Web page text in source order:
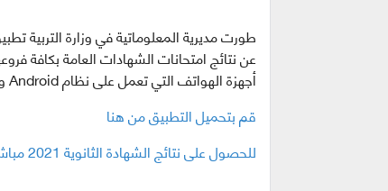
طورت مديرية المعلوماتية في وزارة التربية
عن نتائج امتحانات الشهادات العامة بكافة
أجهزة الهواتف التي تعمل على نظام Android ولاحقاً سيكون هناك نسخة للهواتف التي تعمل بنظام IOS
قم بتحميل التطبيق من هنا
للحصول على نتائج الشهادة الثانوية 2021 مباشرة عند صدورها اضغط هنا